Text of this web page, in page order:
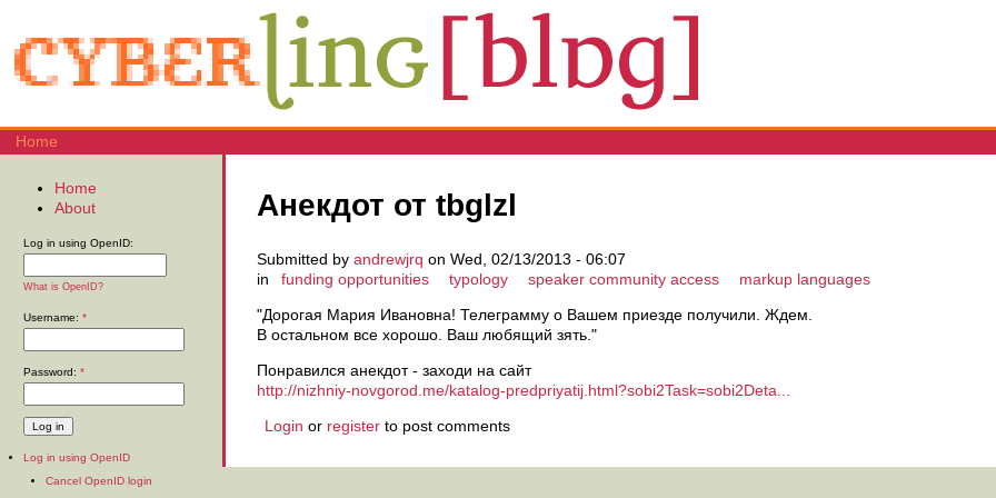
Home
Анекдот от tbglzl
Submitted by andrewjrq on Wed, 02/13/2013 - 06:07
in
funding opportunities typology speaker community access
markup languages
"Дорогая Мария Ивановна! Телеграмму о Вашем приезде получили. Ждем.
В остальном все хорошо. Ваш любящий зять."
Понравился анекдот - заходи на сайт
http://nizhniy-novgorod.me/katalog-predpriyatij.html?sobi2Task=sobi2Deta...
Login or register to post comments
Home
About
Log in using OpenID:
What is OpenID?
Username: *
Password: *
Log in using OpenID
Cancel OpenID login